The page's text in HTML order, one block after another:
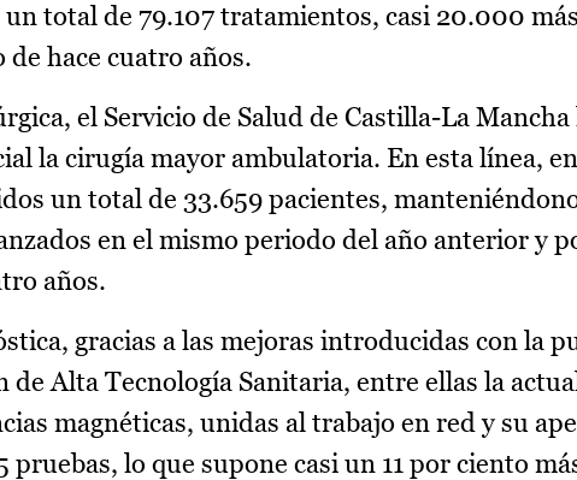
total de 79.107 tratamientos, casi 20.000
de hace cuatro años.
el Servicio de Salud de Castilla-La Mancha
la cirugía mayor ambulatoria. En esta línea,
un total de 33.659 pacientes,
en el mismo periodo del año anterior y
años.
gracias a las mejoras introducidas con la
de Alta Tecnología Sanitaria, entre ellas la
magnéticas, unidas al trabajo en red y su
lo que supone casi un 11 por ciento